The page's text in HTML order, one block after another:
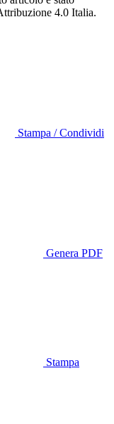
4.0 Italia.
Stampa / Condividi
Genera PDF
Stampa